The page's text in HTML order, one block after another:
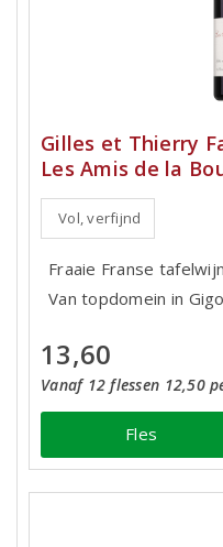
Gilles et Thierry
Les Amis de la
Vol, verfijnd
Fraaie Franse tafelwijn
Van topdomein in
13,60
Vanaf 12 flessen 12,50
Fles